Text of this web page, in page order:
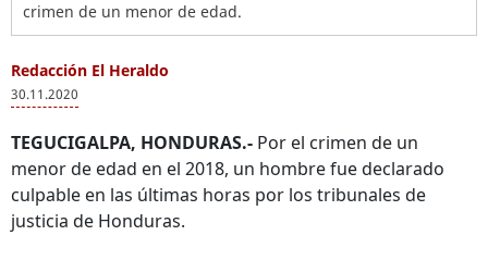
crimen de un menor de edad.
Redacción El Heraldo
30.11.2020
TEGUCIGALPA, HONDURAS.- Por el crimen de un
menor de edad en el 2018, un hombre fue declarado
culpable en las últimas horas por los tribunales de
justicia de Honduras.